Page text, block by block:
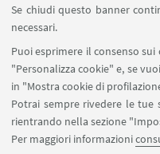
Se chiudi questo banner
necessari.
Puoi esprimere il consenso
"Personalizza cookie" e, se
in "Mostra cookie di
Potrai sempre rivedere le tue
rientrando nella sezione
Per maggiori informazioni
Dipartimento di
Ingegneria
Terracini